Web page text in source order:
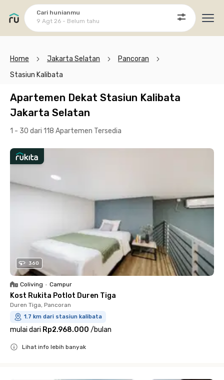
Cari hunianmu
9 Agt 26 - Belum tahu
Home Jakarta Selatan
Pancoran
Stasiun Kalibata
Apartemen Dekat Stasiun Kalibata
Jakarta Selatan
1 - 30 dari 118 Apartemen Tersedia
360
Coliving • Campur
Kost Rukita Potlot Duren Tiga
Duren Tiga, Pancoran
1.7 km dari stasiun kalibata
mulai dari Rp2.968.000 /bulan
Lihat info lebih banyak